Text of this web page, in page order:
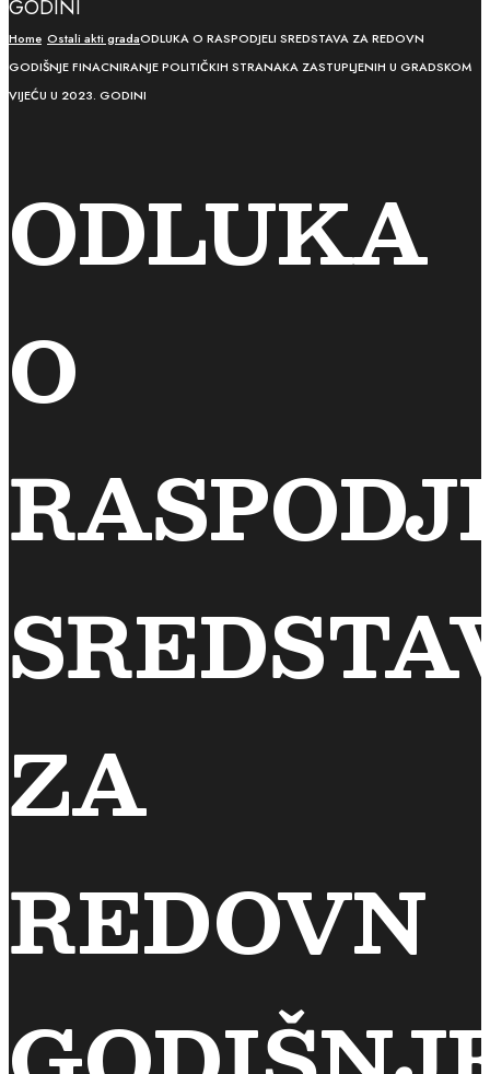
Home Ostali akti gradaODLUKA O RASPODJELI SREDSTAVA ZA REDOVN
GODIŠNJE FINACNIRANJE POLITIČKIH STRANAKA ZASTUPLJENIH U GRADSKOM
VIJEĆU U 2023. GODINI
ODLUKA
O
ZA
REDOVN